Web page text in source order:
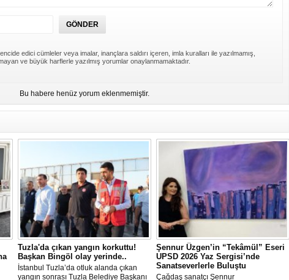
edici cümleler veya imalar, inançlara saldırı içeren, imla kuralları ile yazılmamış,
ve büyük harflerle yazılmış yorumlar onaylanmamaktadır.
Bu habere henüz yorum eklenmemiştir.
Tuzla'da çıkan yangın korkuttu!
Başkan Bingöl olay yerinde..
İstanbul Tuzla’da otluk alanda çıkan
yangın sonrası Tuzla Belediye Başkanı
Şennur Üzgen’in “Tekâmül” Eseri
UPSD 2026 Yaz Sergisi’nde
Sanatseverlerle Buluştu
Çağdaş sanatçı Şennur